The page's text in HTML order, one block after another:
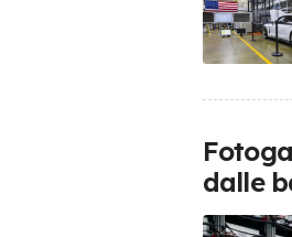
dalle